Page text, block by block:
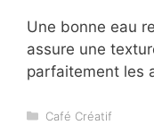
Une bonne eau
assure une
parfaitement les
Catégories
Café Créatif